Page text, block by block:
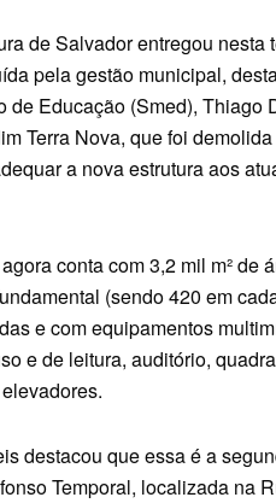
de Salvador entregou
pela gestão municipal,
de Educação (Smed), Thiago
Terra Nova, que foi
a nova estrutura aos
conta com 3,2 mil m² de
(sendo 420 em
e com equipamentos
e de leitura, auditório,
destacou que essa é a
Temporal, localizada na